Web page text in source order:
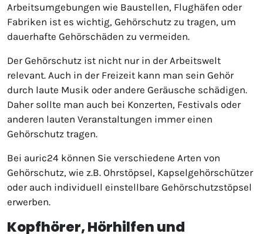
Arbeitsumgebungen wie Baustellen, Flughäfen oder
Fabriken ist es wichtig, Gehörschutz zu tragen, um
dauerhafte Gehörschäden zu vermeiden.
Der Gehörschutz ist nicht nur in der Arbeitswelt
relevant. Auch in der Freizeit kann man sein Gehör
durch laute Musik oder andere Geräusche schädigen.
Daher sollte man auch bei Konzerten, Festivals oder
anderen lauten Veranstaltungen immer einen
Gehörschutz tragen.
Bei auric24 können Sie verschiedene Arten von
Gehörschutz, wie z.B. Ohrstöpsel, Kapselgehörschützer
oder auch individuell einstellbare Gehörschutzstöpsel
erwerben.
Kopfhörer, Hörhilfen und